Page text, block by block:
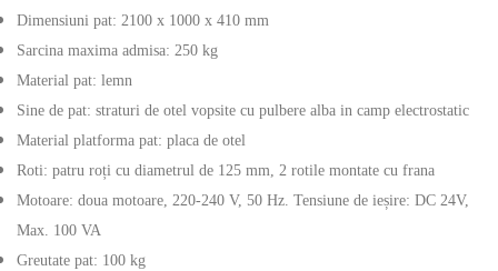
Dimensiuni pat: 2100 x 1000 x 410 mm
Sarcina maxima admisa: 250 kg
Material pat: lemn
Sine de pat: straturi de otel vopsite cu pulbere alba in camp electrostatic
Material platforma pat: placa de otel
Roti: patru roți cu diametrul de 125 mm, 2 rotile montate cu frana
Motoare: doua motoare, 220-240 V, 50 Hz. Tensiune de ieșire: DC 24V,
Max. 100 VA
Greutate pat: 100 kg